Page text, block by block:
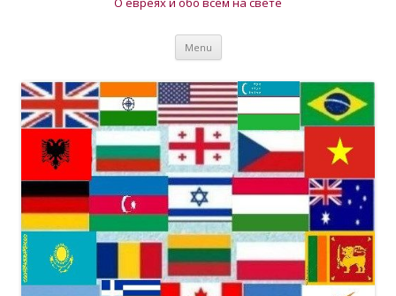
Menu Skip
content